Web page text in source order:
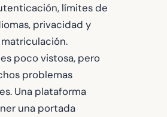
límites de
privacidad y
poco vistosa, pero
problemas
Una plataforma
una portada